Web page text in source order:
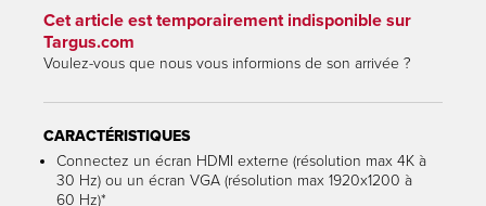
Cet article est temporairement indisponible sur
Targus.com
Voulez-vous que nous vous informions de son arrivée ?
CARACTÉRISTIQUES
Connectez un écran HDMI externe (résolution max 4K à
30 Hz) ou un écran VGA (résolution max 1920x1200 à
60 Hz)*